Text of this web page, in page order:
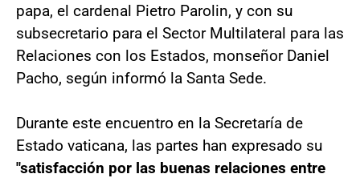
papa, el cardenal Pietro Parolin, y con su
subsecretario para el Sector Multilateral para las
Relaciones con los Estados, monseñor Daniel
Pacho, según informó la Santa Sede.
Durante este encuentro en la Secretaría de
Estado vaticana, las partes han expresado su
"satisfacción por las buenas relaciones entre